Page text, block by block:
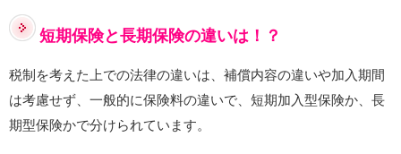
短期保険と長期保険の違いは！？
税制を考えた上での法律の違いは、補償内容の違いや加入期間
は考慮せず、一般的に保険料の違いで、短期加入型保険か、長
期型保険かで分けられています。